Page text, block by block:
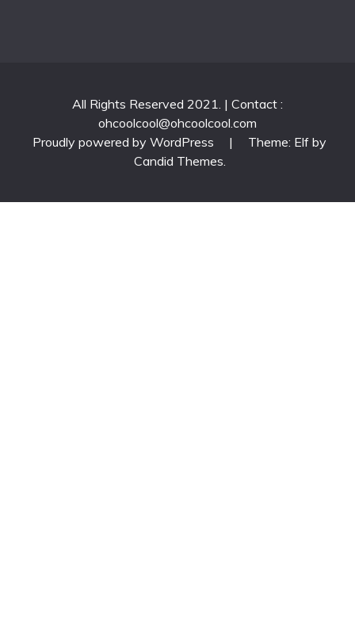
All Rights Reserved 2021. | Contact :
ohcoolcool@ohcoolcool.com
Proudly powered by WordPress
|
Theme: Elf by
Candid Themes.